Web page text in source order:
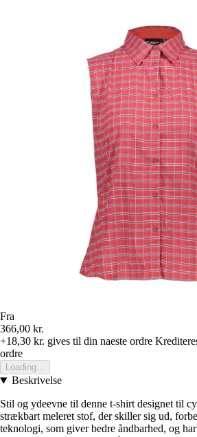
Fra
366,00 kr.
+18,30 kr. gives til din naeste ordre
ordre
Loading...
Beskrivelse
Stil og ydeevne til denne t-shirt designet til
strækbart meleret stof, der skiller sig ud,
teknologi, som giver bedre åndbarhed, og